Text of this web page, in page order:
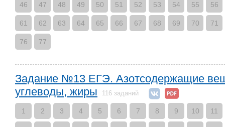
46 47 48 49 50 51 52 53 54 55 56
61 62 63 64 65 66 67 68 69 70 71
76 77
Задание №13 ЕГЭ. Азотсодержащие
углеводы, жиры
116 заданий
1 2 3 4 5 6 7 8 9 10 11